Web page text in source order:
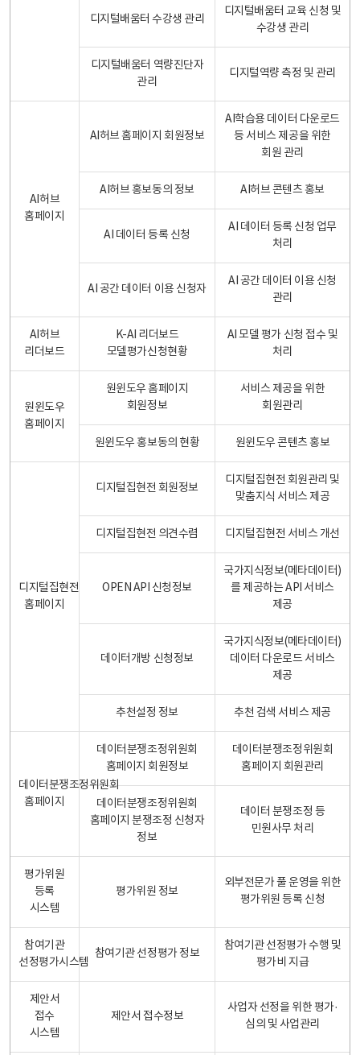
디지털배움터 수강생 관리
디지털배움터 교육 신청 및
수강생 관리
디지털배움터 역량진단자
관리
디지털역량 측정 및 관리
AI허브
홈페이지
AI허브 홈페이지 회원정보
AI학습용 데이터 다운로드
등 서비스 제공을 위한
회원 관리
AI허브 홍보동의 정보 AI허브 콘텐츠 홍보
AI 데이터 등록 신청
AI 데이터 등록 신청 업무
처리
AI 공간 데이터 이용 신청자
AI 공간 데이터 이용 신청
관리
AI허브
리더보드
K-AI 리더보드
모델평가신청현황
AI 모델 평가 신청 접수 및
처리
원윈도우
홈페이지
원윈도우 홈페이지
회원정보
서비스 제공을 위한
회원관리
원윈도우 홍보동의 현황 원윈도우 콘텐츠 홍보
디지털집현전
홈페이지
디지털집현전 회원정보
디지털집현전 회원관리 및
맞춤지식 서비스 제공
디지털집현전 의견수렴 디지털집현전 서비스 개선
OPEN API 신청정보
국가지식정보(메타데이터)
를 제공하는 API 서비스
제공
데이터개방 신청정보
국가지식정보(메타데이터)
데이터 다운로드 서비스
제공
추천설정 정보 추천 검색 서비스 제공
데이터분쟁조정위원회
홈페이지
데이터분쟁조정위원회
홈페이지 회원정보
데이터분쟁조정위원회
홈페이지 회원관리
데이터분쟁조정위원회
홈페이지 분쟁조정 신청자
정보
데이터 분쟁조정 등
민원사무 처리
평가위원
등록
시스템
평가위원 정보
외부전문가 풀 운영을 위한
평가위원 등록 신청
참여기관
선정평가시스템
참여기관 선정평가 정보
참여기관 선정평가 수행 및
평가비 지급
제안서
접수
시스템
제안서 접수정보
사업자 선정을 위한 평가·
심의 및 사업관리